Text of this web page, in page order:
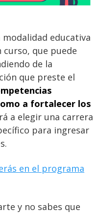
educativa
que puede
de la
que preste el
a fortalecer los
a elegir una carrera
para ingresar
en el programa
y no sabes que